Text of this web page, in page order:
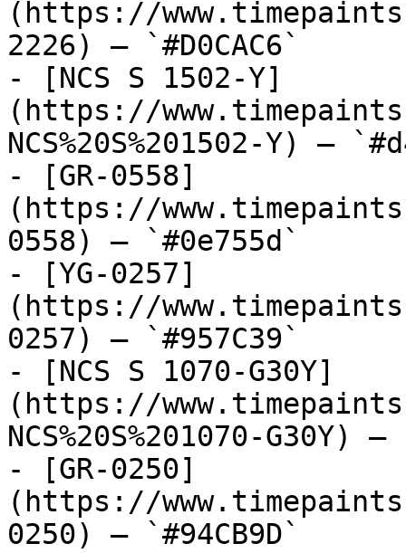
(https://
2226) — `#D0CAC6`
- [NCS S 1502-Y]
(https://
NCS%20S%201502-Y) —
- [GR-0558]
(https://
0558) — `#0e755d`
- [YG-0257]
(https://
0257) — `#957C39`
- [NCS S 1070-G30Y]
(https://
NCS%20S%201070-G30Y)
- [GR-0250]
(https://
0250) — `#94CB9D`